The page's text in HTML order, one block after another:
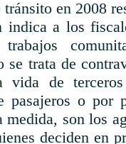
en 2008
indica a los
trabajos
trata de
vida de
pasajeros o por
son los
deciden en